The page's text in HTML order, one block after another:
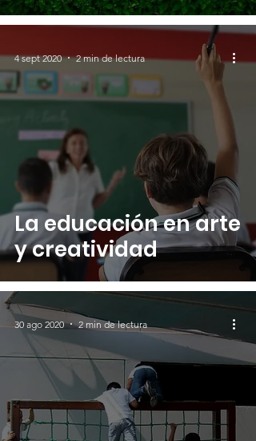
La educación en arte
y creatividad
4 sept 2020 2 min de lectura
30 ago 2020 2 min de lectura